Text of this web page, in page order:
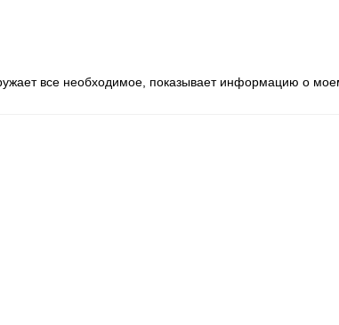
все необходимое, показывает информацию о